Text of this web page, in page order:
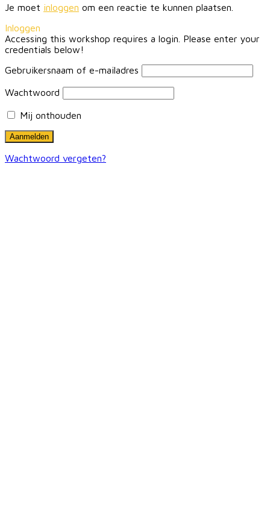
Je moet inloggen om een reactie te kunnen plaatsen.
Inloggen
Accessing this workshop requires a login. Please enter your
credentials below!
Gebruikersnaam of e-mailadres
Wachtwoord
Mij onthouden
Wachtwoord vergeten?